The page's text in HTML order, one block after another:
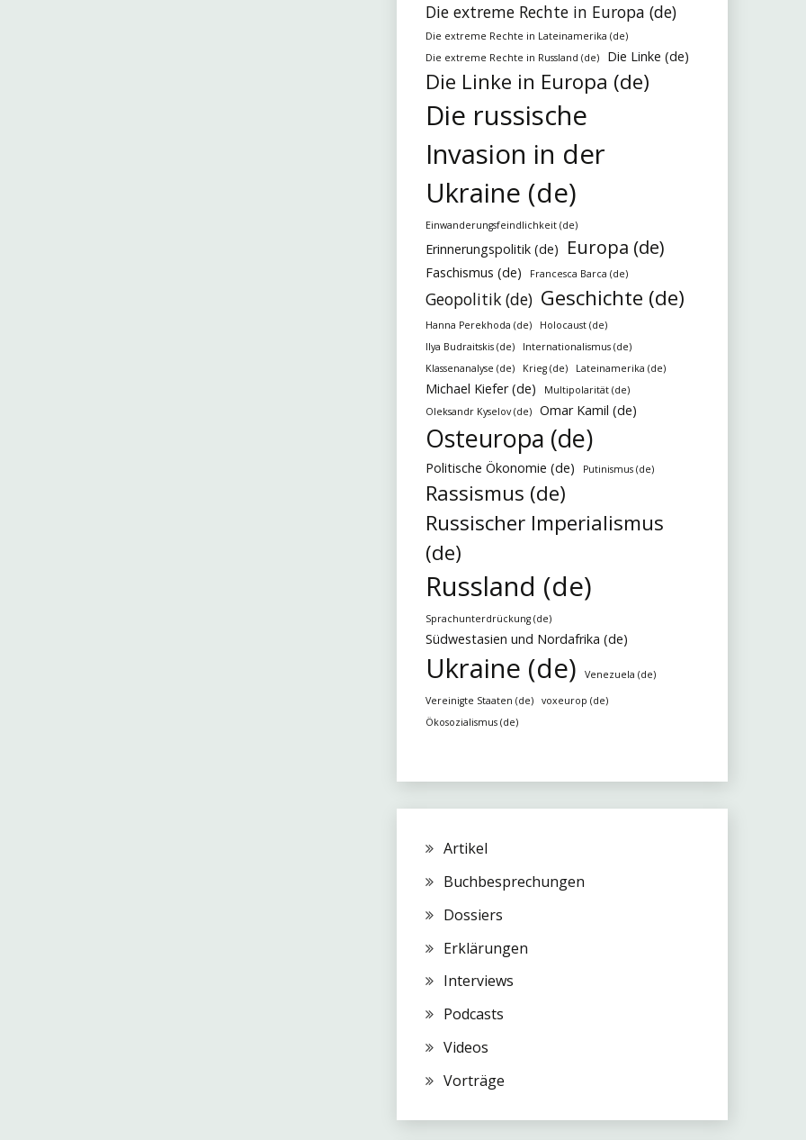
Die extreme Rechte in Europa (de)
Die extreme Rechte in Lateinamerika (de)
Die extreme Rechte in Russland (de)
Die Linke (de)
Die Linke in Europa (de)
Die russische
Invasion in der
Ukraine (de)
Einwanderungsfeindlichkeit (de)
Erinnerungspolitik (de) Europa (de)
Faschismus (de) Francesca Barca (de)
Geopolitik (de) Geschichte (de)
Hanna Perekhoda (de)
Holocaust (de)
Ilya Budraitskis (de)
Internationalismus (de)
Klassenanalyse (de)
Krieg (de) Lateinamerika (de)
Michael Kiefer (de)
Multipolarität (de)
Oleksandr Kyselov (de)
Omar Kamil (de)
Osteuropa (de)
Politische Ökonomie (de) Putinismus (de)
Rassismus (de)
Russischer Imperialismus
(de)
Russland (de)
Sprachunterdrückung (de)
Südwestasien und Nordafrika (de)
Ukraine (de) Venezuela (de)
Vereinigte Staaten (de)
voxeurop (de)
Ökosozialismus (de)
Artikel
Buchbesprechungen
Dossiers
Erklärungen
Interviews
Podcasts
Videos
Vorträge